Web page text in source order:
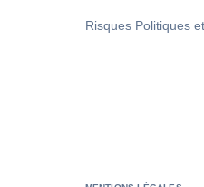
Risques Politiques